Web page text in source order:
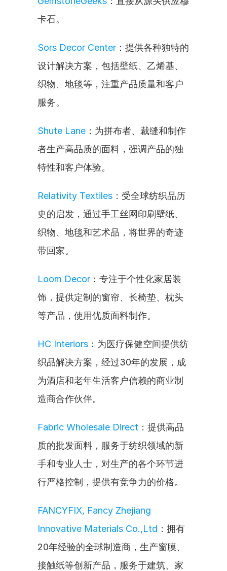
卡石。
Sors Decor Center ：提供各种独特的
设计解决方案，包括壁纸、乙烯基、
织物、地毯等，注重产品质量和客户
服务。
Shute Lane ：为拼布者、裁缝和制作
者生产高品质的面料，强调产品的独
特性和客户体验。
Relativity Textiles ：受全球纺织品历
史的启发，通过手工丝网印刷壁纸、
织物、地毯和艺术品，将世界的奇迹
带回家。
Loom Decor ：专注于个性化家居装
饰，提供定制的窗帘、长椅垫、枕头
等产品，使用优质面料制作。
HC Interiors ：为医疗保健空间提供纺
织品解决方案，经过30年的发展，成
为酒店和老年生活客户信赖的商业制
造商合作伙伴。
Fabric Wholesale Direct ：提供高品
质的批发面料，服务于纺织领域的新
手和专业人士，对生产的各个环节进
行严格控制，提供有竞争力的价格。
FANCYFIX, Fancy Zhejiang
Innovative Materials Co.,Ltd ：拥有
20年经验的全球制造商，生产窗膜、
接触纸等创新产品，服务于建筑、家